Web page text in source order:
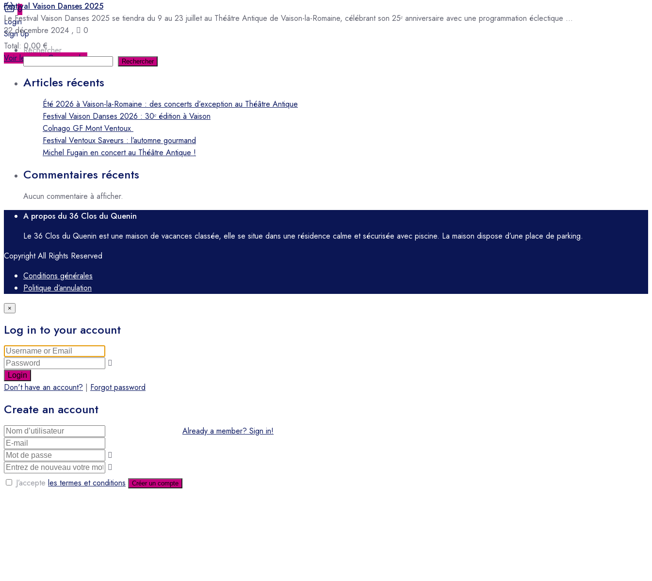
0
Login
Sign Up
Total: 0,00 €
Voir le panierCommander
Festival Vaison Danses 2025
Le Festival Vaison Danses 2025 se tiendra du 9 au 23 juillet au Théâtre Antique de Vaison-la-Romaine, célébrant son 25ᵉ anniversaire avec une programmation éclectique ...
22 décembre 2024 ,
0
Rechercher
Rechercher
Articles récents
Été 2026 à Vaison-la-Romaine : des concerts d’exception au Théâtre Antique
Festival Vaison Danses 2026 : 30ᵉ édition à Vaison
Colnago GF Mont Ventoux
Festival Ventoux Saveurs : l’automne gourmand
Michel Fugain en concert au Théâtre Antique !
Commentaires récents
Aucun commentaire à afficher.
A propos du 36 Clos du Quenin
Le 36 Clos du Quenin est une maison de vacances classée, elle se situe dans une résidence calme et sécurisée avec piscine. La maison dispose d’une place de parking.
Copyright All Rights Reserved
Conditions générales
Politique d’annulation
×
Log in to your account
Login
Don't have an account? | Forgot password
Create an account
J’accepte les termes et conditions Créer un compte
Already a member? Sign in!